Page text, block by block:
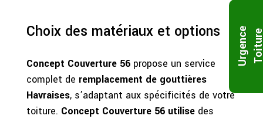
Choix des matériaux et options
Concept Couverture 56propose un service
complet de remplacement de gouttières
Havraises, s’adaptant aux spécificités de votre
toiture. Concept Couverture 56 utilise des
U
r
g
e
n
c
e
T
o
i
t
u
r